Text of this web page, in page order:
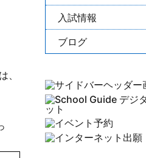
入試情報
ブログ
、